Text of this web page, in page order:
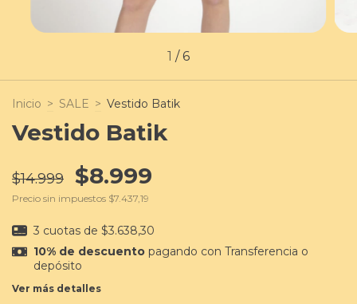
1 /6
Inicio > SALE > Vestido Batik
Vestido Batik
$14.999 $8.999
Precio sin impuestos $7.437,19
3 cuotas de $3.638,30
10% de descuentopagando con Transferencia o
depósito
Ver más detalles